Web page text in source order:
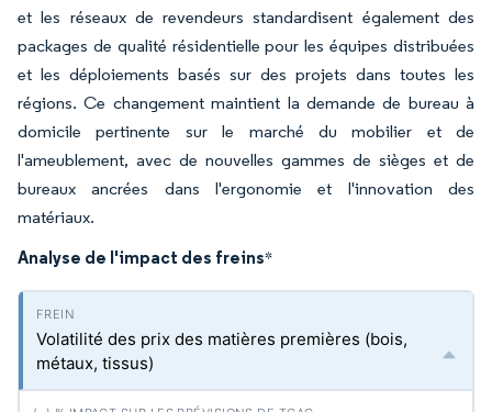
et les réseaux de revendeurs standardisent également des
packages de qualité résidentielle pour les équipes distribuées
et les déploiements basés sur des projets dans toutes les
régions. Ce changement maintient la demande de bureau à
domicile pertinente sur le marché du mobilier et de
l'ameublement, avec de nouvelles gammes de sièges et de
bureaux ancrées dans l'ergonomie et l'innovation des
matériaux.
Analyse de l'impact des freins*
Volatilité des prix des matières premières (bois,
métaux, tissus)